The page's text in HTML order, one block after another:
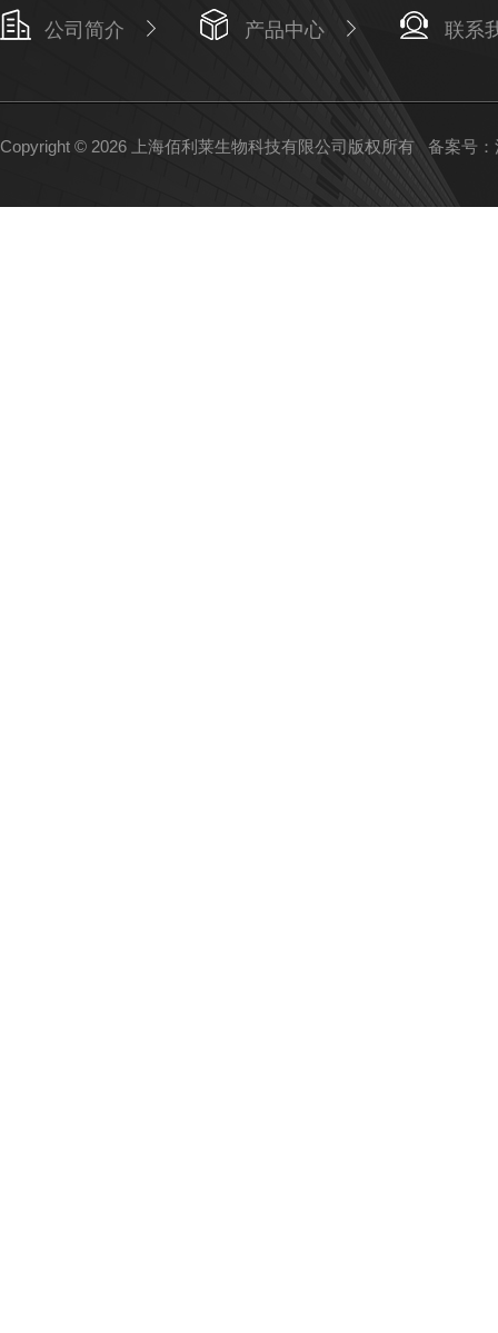
公司简介 产品中心 联系
Copyright © 2026 上海佰利莱生物科技有限公司版权所有 备案号：